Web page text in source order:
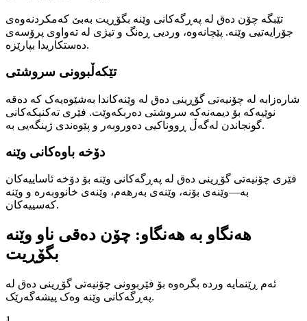
تێبگە چۆن دەق لە پەڕگەکانی وێنە بگۆڕیت بەبێ کەمکردنەوەی
جۆرایەتیی وێنە. پێچانەوە، وردیی ڕەنگ و تیژی لە تەواوی پرۆسەی
دەستکاریدا بپارێزە.
تێکەڵبوونی سروشتی
شارەزابە لە چۆنیەتی گۆڕینی دەق لە وێنەکاندا بەشێوەیەک کە دەقە
نوێیەکە بۆ دیمەنەکە سروشتی دەربکەوێت. فێری تەکنیکەکانی
گونجاندن لەگەڵ ڕووناکیی دەوروبەر و پێوەندی ژینگەیی بە.
دۆخە باوەکانی وێنە
فێری چۆنیەتی گۆڕینی دەق لە پەڕگەکانی وێنە بۆ دۆخە ئاساییەکان
بە—وێنەی بۆنە، وێنەی بەرهەم، وێنەی خانووبەرە و وێنە
کەسییەکان.
هەنگاو بە هەنگاو: چۆن دەقی ناو وێنە
بگۆڕیت
ئەم ڕێنمایە وردە بگرەوە بۆ فێربوونی چۆنیەتی گۆڕینی دەق لە
پەڕگەکانی وێنە وەک پیشەگەرێک.